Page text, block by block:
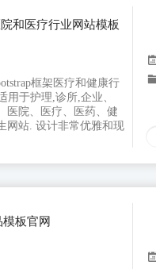
和医疗行业网站模板
框架医疗和健康行
用于护理,诊所,企业、
医院、医疗、医药、健
网站. 设计非常优雅和现
板官网